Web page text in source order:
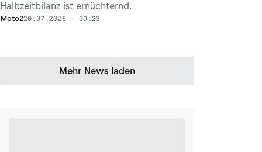
Halbzeitbilanz ist ernüchternd.
Moto220.07.2026 - 09:23
Mehr News laden